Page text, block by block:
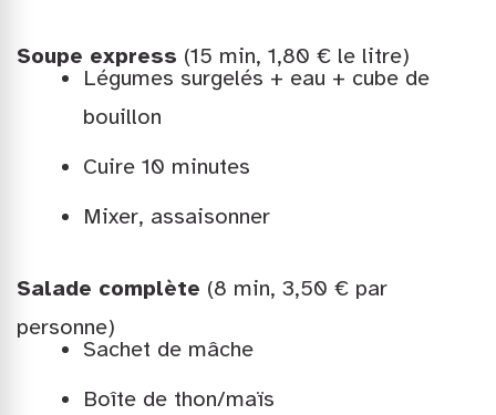
Soupe express (15 min, 1,80 € le litre)
Légumes surgelés + eau + cube de
bouillon
Cuire 10 minutes
Mixer, assaisonner
Salade complète (8 min, 3,50 € par
personne)
Sachet de mâche
Boîte de thon/maïs